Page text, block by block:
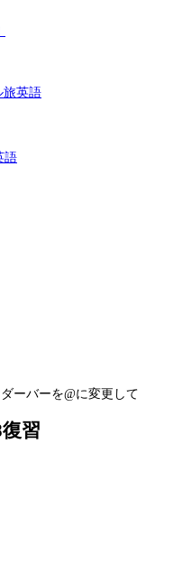
旅英語
語
ーバーを@に変更して
習